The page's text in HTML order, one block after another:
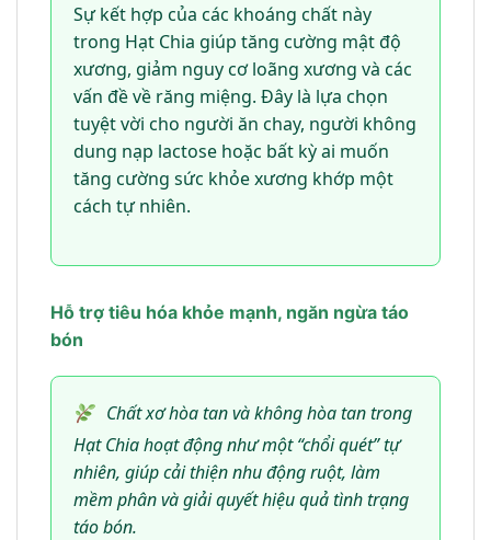
Sự kết hợp của các khoáng chất này
trong Hạt Chia giúp tăng cường mật độ
xương, giảm nguy cơ loãng xương và các
vấn đề về răng miệng. Đây là lựa chọn
tuyệt vời cho người ăn chay, người không
dung nạp lactose hoặc bất kỳ ai muốn
tăng cường sức khỏe xương khớp một
cách tự nhiên.
Hỗ trợ tiêu hóa khỏe mạnh, ngăn ngừa táo
bón
Chất xơ hòa tan và không hòa tan trong
Hạt Chia hoạt động như một “chổi quét” tự
nhiên, giúp cải thiện nhu động ruột, làm
mềm phân và giải quyết hiệu quả tình trạng
táo bón.